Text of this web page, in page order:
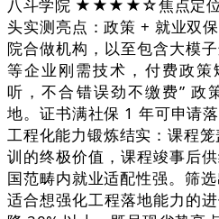
八斗学院 ★★★★☆焦点定位
头实测亮点：政策 + 就业双
院合做机构，以至包含大模
等企业刚需技术，付费政
听，不合错误劲不缴费” 政
地。证书满社保 1 年可申请
工程化能力锻炼结实：课程
训的终极价值，课程竣事后
国范畴内就业适配性强。筛
适合想强化工程落地能力的